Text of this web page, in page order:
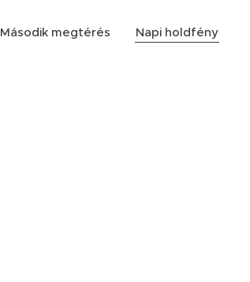
Második megtérés Napi holdfény